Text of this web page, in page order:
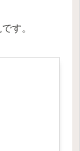
す。